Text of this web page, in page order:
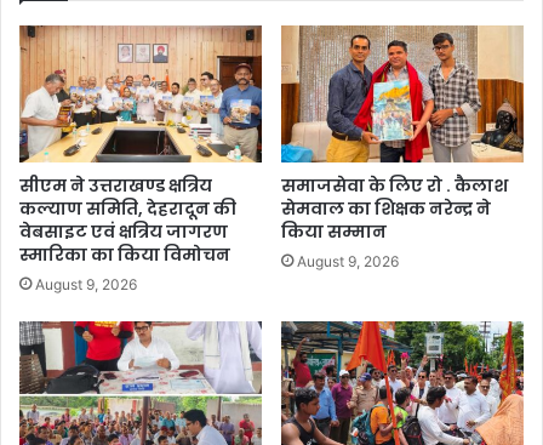
सीएम ने उत्तराखण्ड क्षत्रिय
कल्याण समिति, देहरादून की
वेबसाइट एवं क्षत्रिय जागरण
स्मारिका का किया विमोचन
August 9, 2026
समाजसेवा के लिए रो . कैलाश
सेमवाल का शिक्षक नरेन्द्र ने
किया सम्मान
August 9, 2026